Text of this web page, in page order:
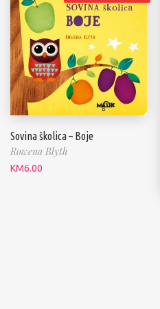
Sovina školica – Boje
Rowena Blyth
KM6.00